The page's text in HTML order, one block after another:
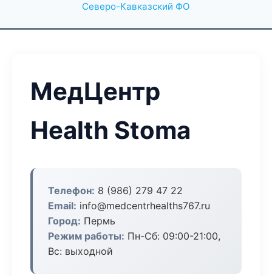
Северо-Кавказский ФО
МедЦентр
Health Stoma
Телефон: 8 (986) 279 47 22
Email: info@medcentrhealths767.ru
Город: Пермь
Режим работы: Пн-Сб: 09:00-21:00,
Вс: выходной